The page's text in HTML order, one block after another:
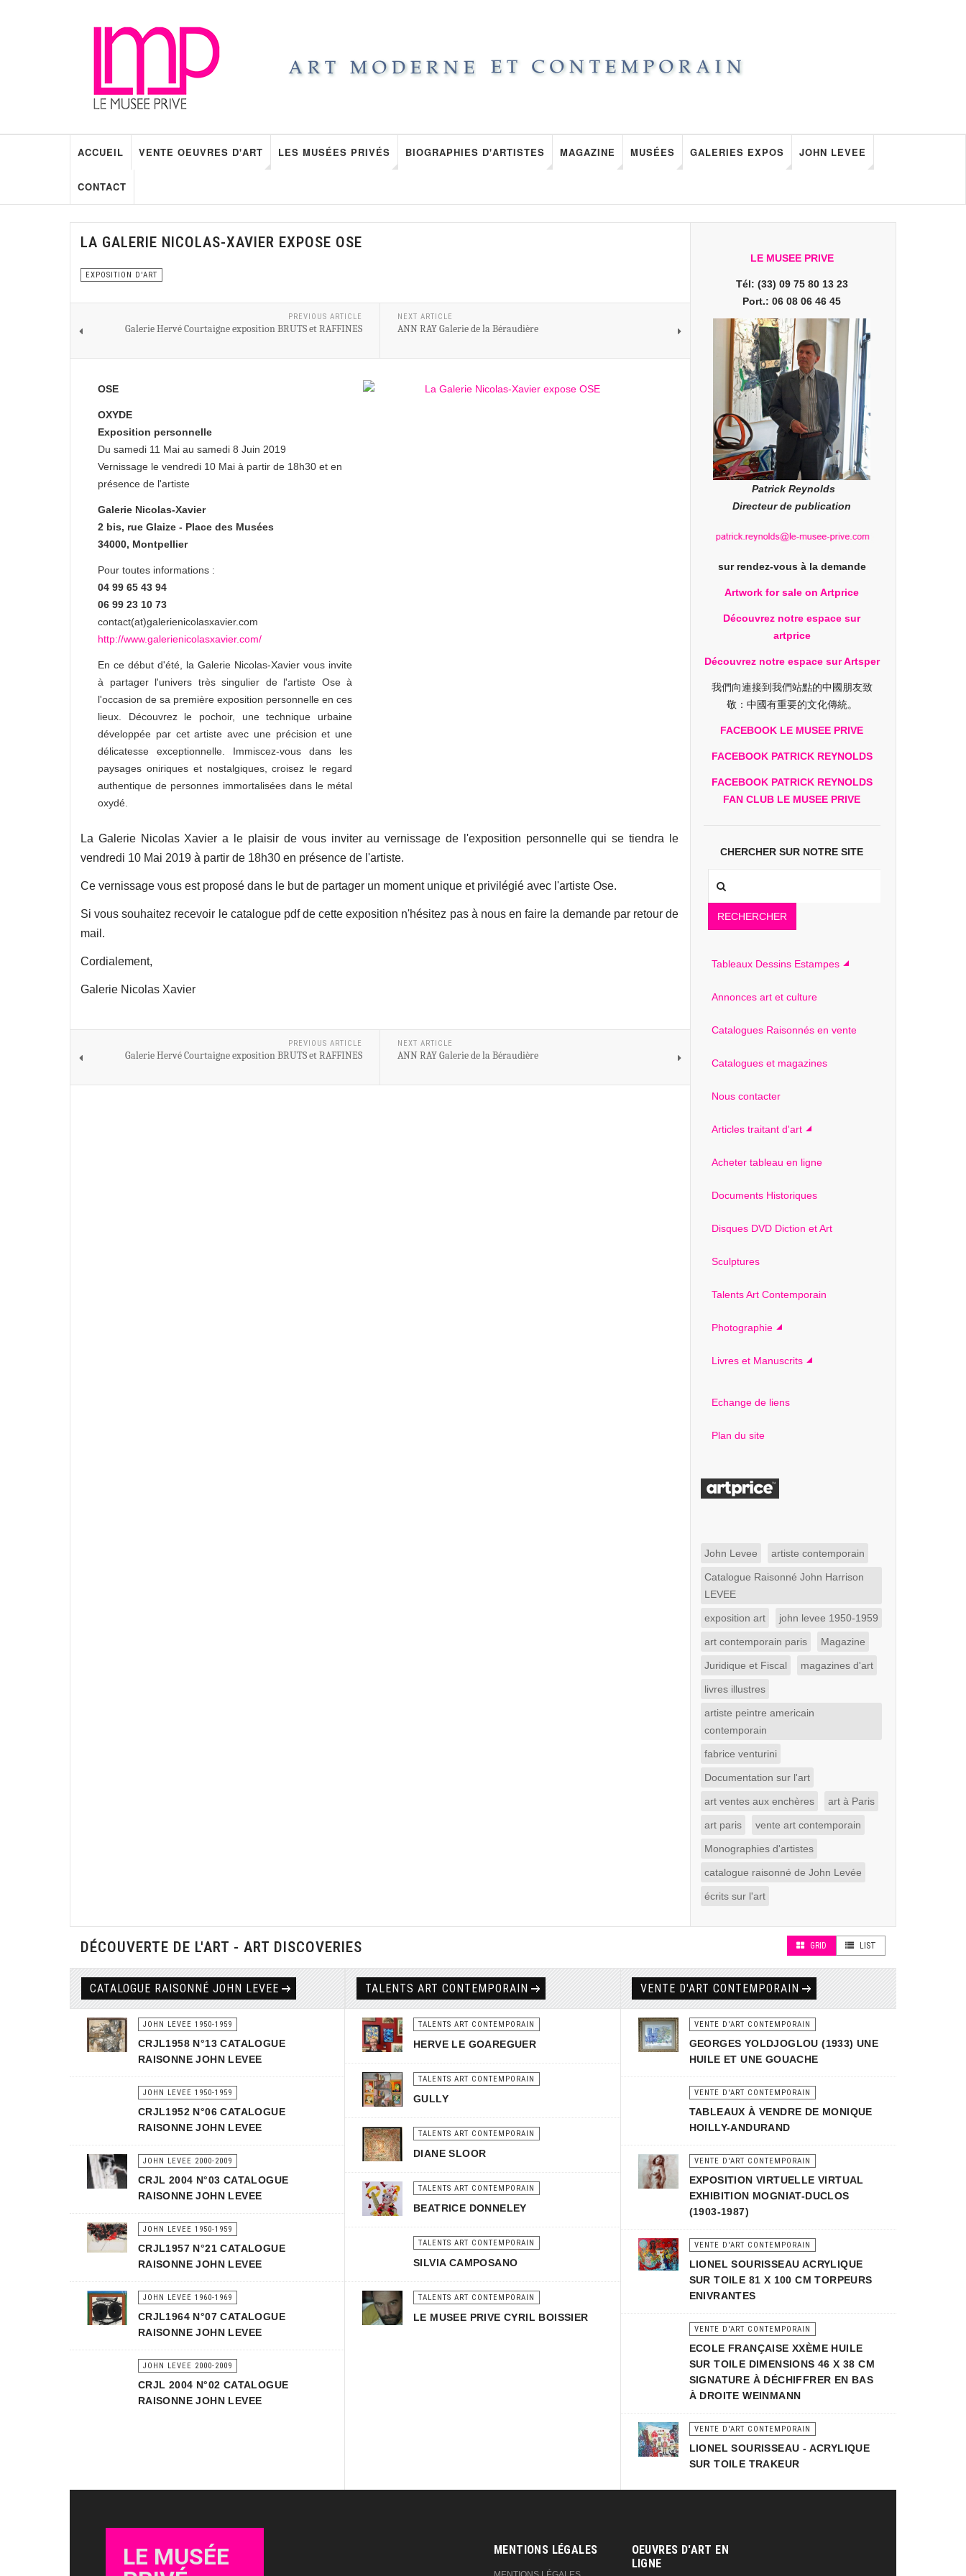
ACCUEIL VENTE OEUVRES D'ART LES MUSÉES PRIVÉS BIOGRAPHIES D'ARTISTES MAGAZINE MUSÉES GALERIES EXPOS JOHN LEVEE
CONTACT
LA GALERIE NICOLAS-XAVIER EXPOSE OSE
EXPOSITION D'ART
PREVIOUS ARTICLE
Galerie Hervé Courtaigne exposition BRUTS et RAFFINES
NEXT ARTICLE
ANN RAY Galerie de la Béraudière
OSE
OXYDE
Exposition personnelle
Du samedi 11 Mai au samedi 8 Juin 2019
Vernissage le vendredi 10 Mai à partir de 18h30 et en
présence de l'artiste
Galerie Nicolas-Xavier
2 bis, rue Glaize - Place des Musées
34000, Montpellier
Pour toutes informations :
04 99 65 43 94
06 99 23 10 73
contact(at)galerienicolasxavier.com
http://www.galerienicolasxavier.com/
En ce début d'été, la Galerie Nicolas-Xavier vous invite
à partager l'univers très singulier de l'artiste Ose à
l'occasion de sa première exposition personnelle en ces
lieux. Découvrez le pochoir, une technique urbaine
développée par cet artiste avec une précision et une
délicatesse exceptionnelle. Immiscez-vous dans les
paysages oniriques et nostalgiques, croisez le regard
authentique de personnes immortalisées dans le métal
oxydé.
La Galerie Nicolas Xavier a le plaisir de vous inviter au vernissage de l'exposition personnelle qui se tiendra le
vendredi 10 Mai 2019 à partir de 18h30 en présence de l'artiste.
Ce vernissage vous est proposé dans le but de partager un moment unique et privilégié avec l'artiste Ose.
Si vous souhaitez recevoir le catalogue pdf de cette exposition n'hésitez pas à nous en faire la demande par retour de
mail.
Cordialement,
Galerie Nicolas Xavier
PREVIOUS ARTICLE
Galerie Hervé Courtaigne exposition BRUTS et RAFFINES
NEXT ARTICLE
ANN RAY Galerie de la Béraudière
LE MUSEE PRIVE
Tél: (33) 09 75 80 13 23
Port.: 06 08 06 46 45
Patrick Reynolds
Directeur de publication
sur rendez-vous à la demande
Artwork for sale on Artprice
Découvrez notre espace sur
artprice
Découvrez notre espace sur Artsper
我們向連接到我們站點的中國朋友致
敬：中國有重要的文化傳統。
FACEBOOK LE MUSEE PRIVE
FACEBOOK PATRICK REYNOLDS
FACEBOOK PATRICK REYNOLDS
FAN CLUB LE MUSEE PRIVE
CHERCHER SUR NOTRE SITE
RECHERCHER
Tableaux Dessins Estampes
Annonces art et culture
Catalogues Raisonnés en vente
Catalogues et magazines
Nous contacter
Articles traitant d'art
Acheter tableau en ligne
Documents Historiques
Disques DVD Diction et Art
Sculptures
Talents Art Contemporain
Photographie
Livres et Manuscrits
Echange de liens
Plan du site
John Levee artiste contemporain
Catalogue Raisonné John Harrison
LEVEE
exposition art john levee 1950-1959
art contemporain paris Magazine
Juridique et Fiscal magazines d'art
livres illustres
artiste peintre americain
contemporain
fabrice venturini
Documentation sur l'art
art ventes aux enchères art à Paris
art paris vente art contemporain
Monographies d'artistes
catalogue raisonné de John Levée
écrits sur l'art
DÉCOUVERTE DE L'ART - ART DISCOVERIES GRID LIST
CATALOGUE RAISONNÉ JOHN LEVEE
JOHN LEVEE 1950-1959
CRJL1958 N°13 CATALOGUE
RAISONNE JOHN LEVEE
JOHN LEVEE 1950-1959
CRJL1952 N°06 CATALOGUE
RAISONNE JOHN LEVEE
JOHN LEVEE 2000-2009
CRJL 2004 N°03 CATALOGUE
RAISONNE JOHN LEVEE
JOHN LEVEE 1950-1959
CRJL1957 N°21 CATALOGUE
RAISONNE JOHN LEVEE
JOHN LEVEE 1960-1969
CRJL1964 N°07 CATALOGUE
RAISONNE JOHN LEVEE
JOHN LEVEE 2000-2009
CRJL 2004 N°02 CATALOGUE
RAISONNE JOHN LEVEE
TALENTS ART CONTEMPORAIN
TALENTS ART CONTEMPORAIN
HERVE LE GOAREGUER
TALENTS ART CONTEMPORAIN
GULLY
TALENTS ART CONTEMPORAIN
DIANE SLOOR
TALENTS ART CONTEMPORAIN
BEATRICE DONNELEY
TALENTS ART CONTEMPORAIN
SILVIA CAMPOSANO
TALENTS ART CONTEMPORAIN
LE MUSEE PRIVE CYRIL BOISSIER
VENTE D'ART CONTEMPORAIN
VENTE D'ART CONTEMPORAIN
GEORGES YOLDJOGLOU (1933) UNE
HUILE ET UNE GOUACHE
VENTE D'ART CONTEMPORAIN
TABLEAUX À VENDRE DE MONIQUE
HOILLY-ANDURAND
VENTE D'ART CONTEMPORAIN
EXPOSITION VIRTUELLE VIRTUAL
EXHIBITION MOGNIAT-DUCLOS
(1903-1987)
VENTE D'ART CONTEMPORAIN
LIONEL SOURISSEAU ACRYLIQUE
SUR TOILE 81 X 100 CM TORPEURS
ENIVRANTES
VENTE D'ART CONTEMPORAIN
ECOLE FRANÇAISE XXÈME HUILE
SUR TOILE DIMENSIONS 46 X 38 CM
SIGNATURE À DÉCHIFFRER EN BAS
À DROITE WEINMANN
VENTE D'ART CONTEMPORAIN
LIONEL SOURISSEAU - ACRYLIQUE
SUR TOILE TRAKEUR
LE MUSÉE
MENTIONS LÉGALES
OEUVRES D'ART EN
LIGNE‎